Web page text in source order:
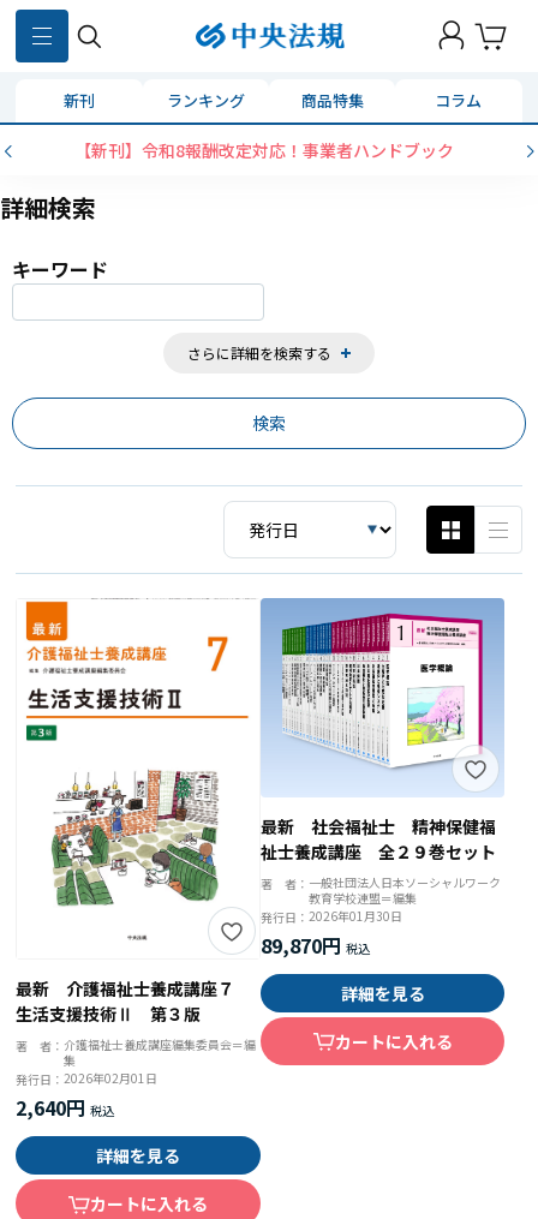
新刊 ランキング 商品特集 コラム
【新刊】令和8報酬改定対応！事業者ハンドブック
詳細検索
キーワード
さらに詳細を検索する
870
最新 介護福祉士養成講座７
生活支援技術Ⅱ 第３版
著 者： 介護福祉士養成講座編集委員会＝編
集
発行日：2026年02月01日
2,640円
詳細を見る
カートに入れる
最新 社会福祉士 精神保健福
祉士養成講座 全２９巻セット
著 者： 一般社団法人日本ソーシャルワーク
教育学校連盟＝編集
発行日： 2026年01月30日
89,870円
詳細を見る
カートに入れる